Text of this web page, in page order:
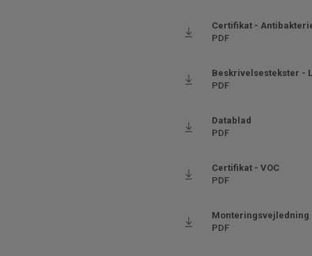
Certifikat -
PDF
Beskrivelsestekster -
PDF
Datablad
PDF
Certifikat - VOC
PDF
Monteringsvejledning
PDF